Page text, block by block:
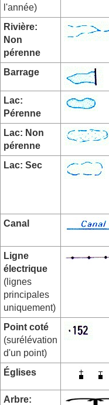
l'année)
Rivière:
Non
pérenne
Barrage
Lac:
Pérenne
Lac: Non
pérenne
Lac: Sec
Canal
Ligne
électrique
(lignes
principales
uniquement)
Point coté
(surélévation
d'un point)
Églises
Arbre: